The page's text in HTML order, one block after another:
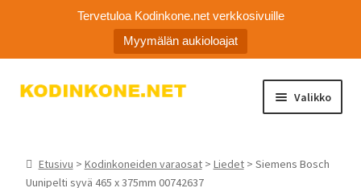
Tervetuloa Kodinkone.net verkkosivuille
Myymälän aukioloajat
Siirry
Siirry
Valikko
Ota yhteyttä
Etusivu > Kodinkoneiden varaosat> Liedet> Siemens Bosch
Uunipelti syvä 465 x 375mm 00742637